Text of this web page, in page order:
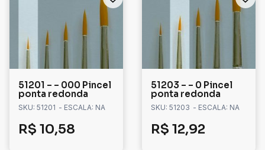
51201 – – 000 Pincel
ponta redonda
SKU: 51201 - ESCALA: NA
R$ 10,58
51203 – – 0 Pincel
ponta redonda
SKU: 51203 - ESCALA: NA
R$ 12,92